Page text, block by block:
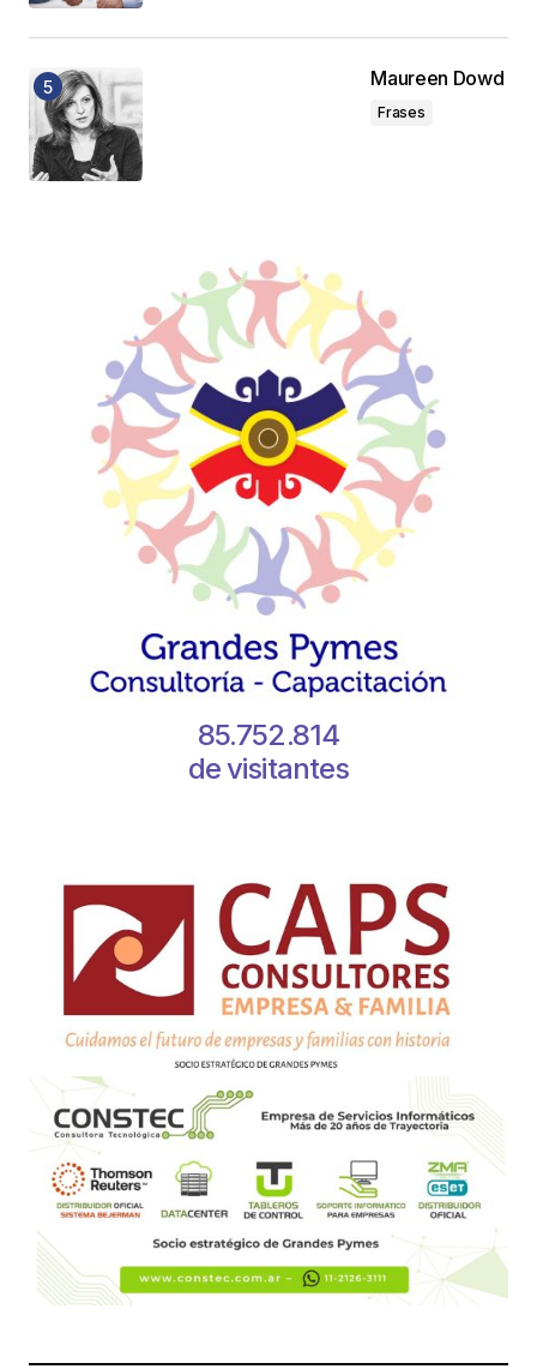
Maureen Dowd
Frases
85.752.814
de visitantes